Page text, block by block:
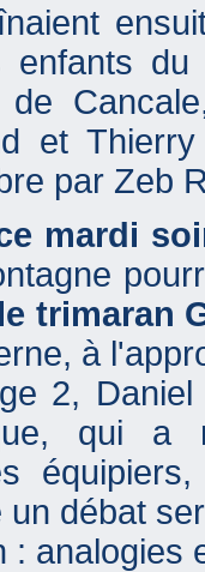
enfants
de
et
par Zeb
mardi
trimaran
à
2,
qui a
un débat
: analogies